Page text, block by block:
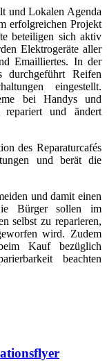
und Lokalen Agenda
erfolgreichen Projekt
beteiligen sich aktiv
Elektrogeräte aller
Emailliertes. In der
durchgeführt Reifen
eingestellt.
bei Handys und
und ändert
des Reparaturcafés
und berät die
und damit einen
Bürger sollen im
selbst zu reparieren,
wird. Zudem
Kauf bezüglich
beachten